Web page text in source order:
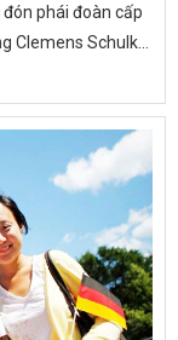
phái đoàn cấp
Clemens Schulke
số hóa...